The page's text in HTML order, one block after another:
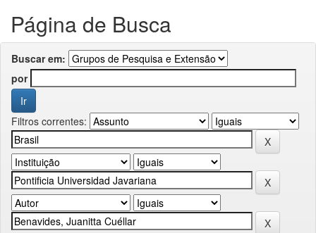
Página de Busca
Buscar em:
por
Filtros correntes: